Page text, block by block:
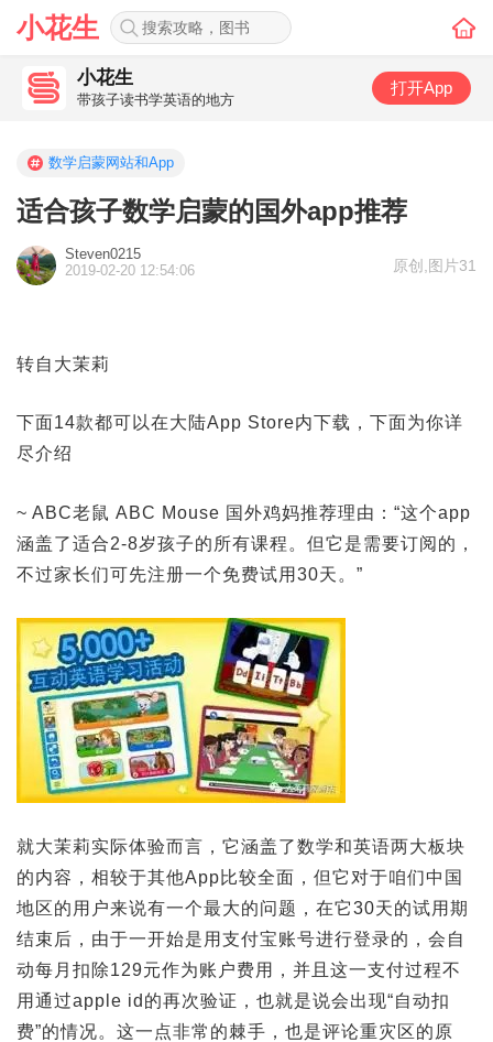
小花生
小花生
带孩子读书学英语的地方
打开App
数学启蒙网站和App
适合孩子数学启蒙的国外app推荐
Steven0215
2019-02-20 12:54:06
原创 图片31
转自大茉莉
下面14款都可以在大陆App Store内下载，下面为你详
尽介绍
~ ABC老鼠 ABC Mouse 国外鸡妈推荐理由：“这个app
涵盖了适合2-8岁孩子的所有课程。但它是需要订阅的，
不过家长们可先注册一个免费试用30天。”
就大茉莉实际体验而言，它涵盖了数学和英语两大板块
的内容，相较于其他App比较全面，但它对于咱们中国
地区的用户来说有一个最大的问题，在它30天的试用期
结束后，由于一开始是用支付宝账号进行登录的，会自
动每月扣除129元作为账户费用，并且这一支付过程不
用通过apple id的再次验证，也就是说会出现“自动扣
费”的情况。这一点非常的棘手，也是评论重灾区的原